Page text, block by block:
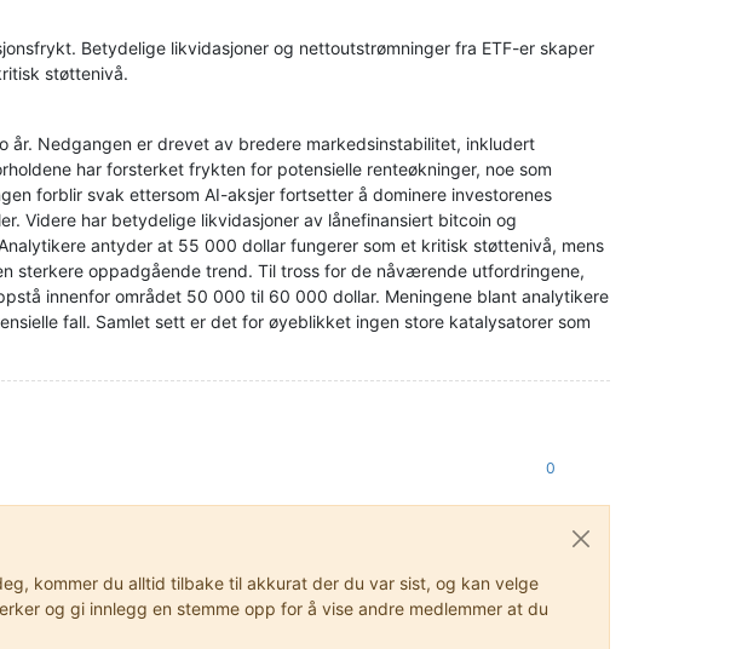
Betydelige likvidasjoner og nettoutstrømninger fra ETF-er skaper
støttenivå.
Nedgangen er drevet av bredere markedsinstabilitet, inkludert
har forsterket frykten for potensielle renteøkninger, noe som
forblir svak ettersom AI-aksjer fortsetter å dominere investorenes
Videre har betydelige likvidasjoner av lånefinansiert bitcoin og
antyder at 55 000 dollar fungerer som et kritisk støttenivå, mens
sterkere oppadgående trend. Til tross for de nåværende utfordringene,
innenfor området 50 000 til 60 000 dollar. Meningene blant analytikere
fall. Samlet sett er det for øyeblikket ingen store katalysatorer som
0
kommer du alltid tilbake til akkurat der du var sist, og kan velge
og gi innlegg en stemme opp for å vise andre medlemmer at du